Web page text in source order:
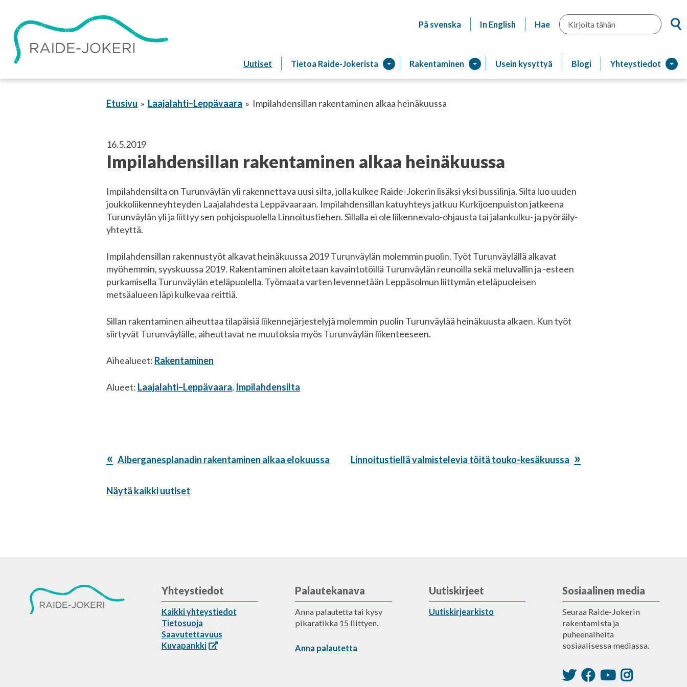
sisältöön
På svenska In English Hae Hae
Uutiset Tietoa Raide-Jokerista Raitiotien
Rakentaminen Usein kysyttyä Blogi Yhteystiedot
Etusivu Laajalahti–Leppävaara Impilahdensillan rakentaminen alkaa heinäkuussa
16.5.2019
Impilahdensillan rakentaminen alkaa heinäkuussa
Impilahdensilta on Turunväylän yli rakennettava uusi silta, jolla kulkee Raide-Jokerin lisäksi yksi bussilinja. Silta luo uuden
joukkoliikenneyhteyden Laajalahdesta Leppävaaraan. Impilahdensillan katuyhteys jatkuu Kurkijoenpuiston jatkeena
Turunväylän yli ja liittyy sen pohjoispuolella Linnoitustiehen. Sillalla ei ole liikennevalo-ohjausta tai jalankulku- ja pyöräily-
yhteyttä.
Impilahdensillan rakennustyöt alkavat heinäkuussa 2019 Turunväylän molemmin puolin. Työt Turunväylällä alkavat
myöhemmin, syyskuussa 2019. Rakentaminen aloitetaan kavaintotöillä Turunväylän reunoilla sekä meluvallin ja -esteen
purkamisella Turunväylän eteläpuolella. Työmaata varten levennetään Leppäsolmun liittymän eteläpuoleisen
metsäalueen läpi kulkevaa reittiä.
Sillan rakentaminen aiheuttaa tilapäisiä liikennejärjestelyjä molemmin puolin Turunväylää heinäkuusta alkaen. Kun työt
siirtyvät Turunväylälle, aiheuttavat ne muutoksia myös Turunväylän liikenteeseen.
Aihealueet: Rakentaminen
Alueet: Laajalahti–Leppävaara, Impilahdensilta
Edellinen
Alberganesplanadin rakentaminen alkaa elokuussa
Seuraava
Linnoitustiellä valmistelevia töitä touko-kesäkuussa
Näytä kaikki uutiset
Yhteystiedot
Kaikki yhteystiedot
Tietosuoja
Saavutettavuus
Kuvapankki
Palautekanava
Anna palautetta tai kysy
pikaratikka 15 liittyen.
Anna palautetta
Uutiskirjeet
Uutiskirjearkisto
Sosiaalinen media
Seuraa Raide-Jokerin
rakentamista ja
puheenaiheita
sosiaalisessa mediassa.